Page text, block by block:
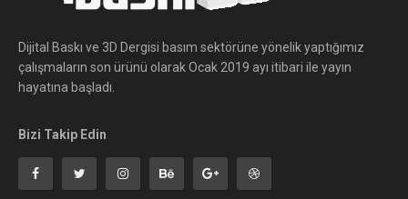
Dijital Baskı ve 3D Dergisi basım sektörüne yönelik yaptığımız
çalışmaların son ürünü olarak Ocak 2019 ayı itibari ile yayın
hayatına başladı.
Bizi Takip Edin